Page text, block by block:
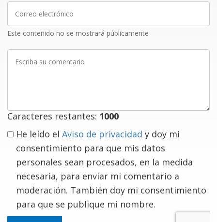
electrónico
Este contenido no se mostrará públicamente
Caracteres restantes: 1000
He leído el Aviso de privacidad y doy mi
consentimiento para que mis datos
personales sean procesados, en la medida
necesaria, para enviar mi comentario a
moderación. También doy mi consentimiento
para que se publique mi nombre.